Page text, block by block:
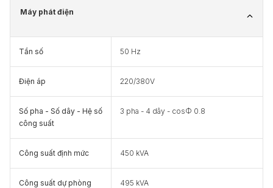
Máy phát điện
Tần số 50 Hz
Điện áp 220/380V
Số pha - Số dây - Hệ số
công suất
3 pha - 4 dây - cosФ 0.8
Công suất định mức 450 kVA
Công suất dự phòng 495 kVA